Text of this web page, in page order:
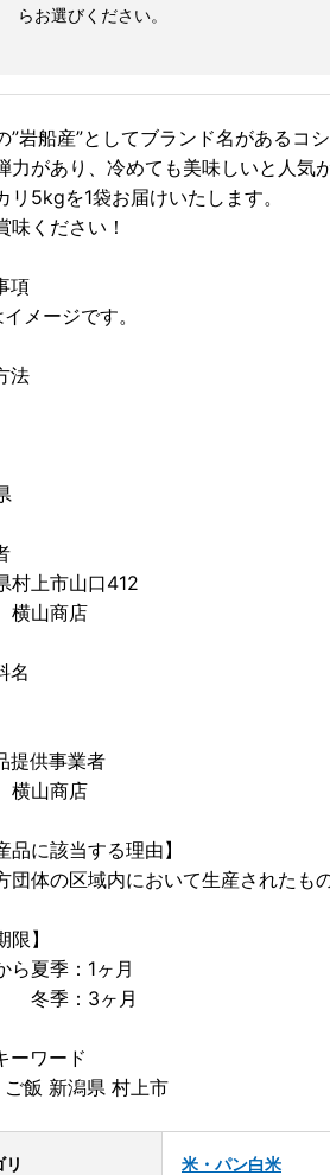
らお選びください。
”岩船産”としてブランド名があるコシ
力があり、冷めても美味しいと人気
リ5kgを1袋お届けいたします。
味ください！
項
メージです。
法
村上市山口412
横山商店
名
提供事業者
横山商店
品に該当する理由】
団体の区域内において生産されたも
限】
ら夏季：1ヶ月
：3ヶ月
ーワード
飯 新潟県 村上市
リ 米・パン白米